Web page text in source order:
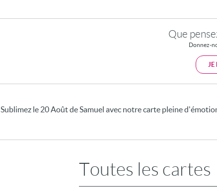
Que
Donnez-
JE
Sublimez le 20 Août de Samuel avec notre carte pleine
Toutes les cartes